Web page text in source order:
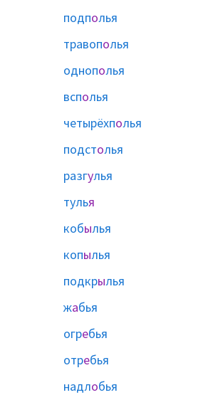
подполья
травополья
однополья
всполья
четырёхполья
подстолья
разгулья
тулья
кобылья
копылья
подкрылья
жабья
огребья
отребья
надлобья